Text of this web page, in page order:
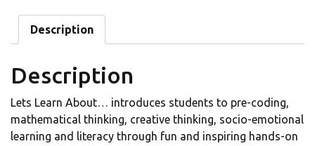
Description
Description
Lets Learn About… introduces students to pre-coding,
mathematical thinking, creative thinking, socio-emotional
learning and literacy through fun and inspiring hands-on